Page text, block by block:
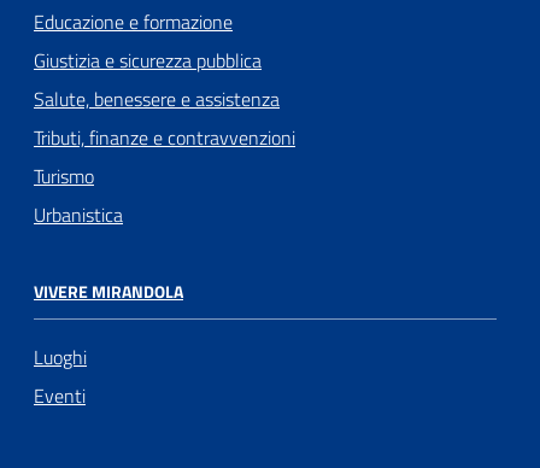
Educazione e formazione
Giustizia e sicurezza pubblica
Salute, benessere e assistenza
Tributi, finanze e contravvenzioni
Turismo
Urbanistica
VIVERE MIRANDOLA
Luoghi
Eventi